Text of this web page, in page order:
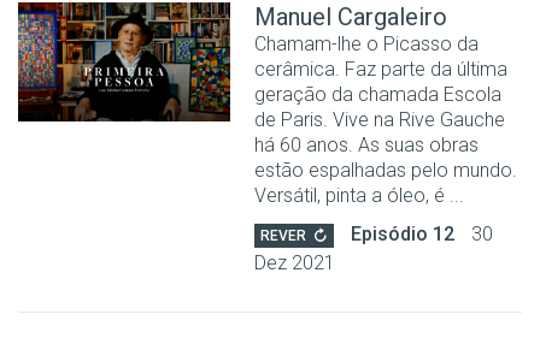
Manuel Cargaleiro
Chamam-lhe o Picasso da
cerâmica. Faz parte da última
geração da chamada Escola
de Paris. Vive na Rive Gauche
há 60 anos. As suas obras
estão espalhadas pelo mundo.
Versátil, pinta a óleo, é ...
REVER Episódio 12
30
Dez 2021